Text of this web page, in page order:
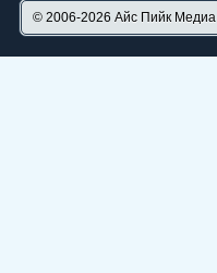
© 2006-2026 Айс Пийк Медиа